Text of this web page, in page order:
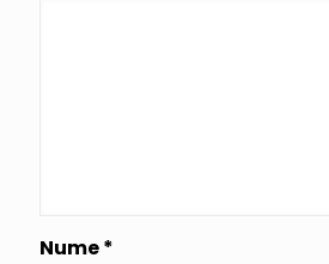
Nume*